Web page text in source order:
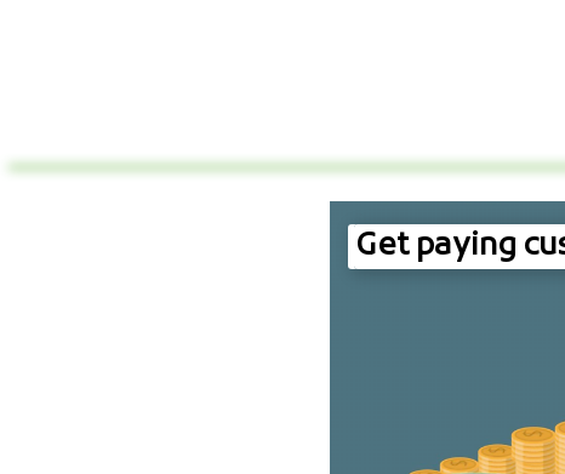
Get paying